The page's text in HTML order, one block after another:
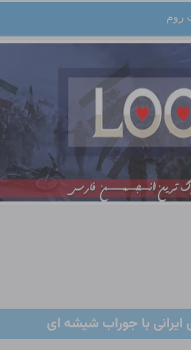
روم
ایرانی با جوراب شیشه ای